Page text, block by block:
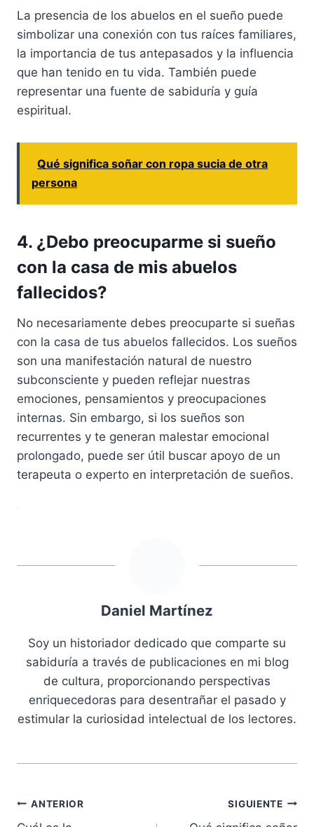
La presencia de los abuelos en el sueño puede
simbolizar una conexión con tus raíces familiares,
la importancia de tus antepasados y la influencia
que han tenido en tu vida. También puede
representar una fuente de sabiduría y guía
espiritual.
Qué significa soñar con ropa sucia de otra
persona
4. ¿Debo preocuparme si sueño
con la casa de mis abuelos
fallecidos?
No necesariamente debes preocuparte si sueñas
con la casa de tus abuelos fallecidos. Los sueños
son una manifestación natural de nuestro
subconsciente y pueden reflejar nuestras
emociones, pensamientos y preocupaciones
internas. Sin embargo, si los sueños son
recurrentes y te generan malestar emocional
prolongado, puede ser útil buscar apoyo de un
terapeuta o experto en interpretación de sueños.
Daniel Martínez
Soy un historiador dedicado que comparte su
sabiduría a través de publicaciones en mi blog
de cultura, proporcionando perspectivas
enriquecedoras para desentrañar el pasado y
estimular la curiosidad intelectual de los lectores.
Navegación
ANTERIOR SIGUIENTE